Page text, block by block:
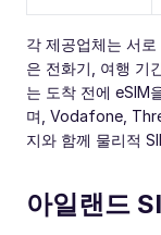
각 제공업체는 서
은 전화기, 여행 기
는 도착 전에 eSIM
며, Vodafone,
지와 함께 물리적
아일랜드